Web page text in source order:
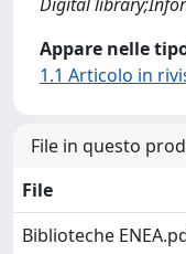
Appare nelle
1.1 Articolo in
File in questo
File
Biblioteche